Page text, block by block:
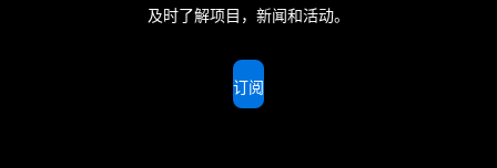
及时了解项目，新闻和活动。
订阅